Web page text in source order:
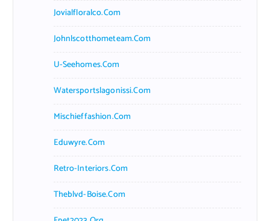
Jovialfloralco.com
Johnlscotthometeam.com
U-Seehomes.com
Watersportslagonissi.com
Mischieffashion.com
Eduwyre.com
Retro-Interiors.com
Theblvd-Boise.com